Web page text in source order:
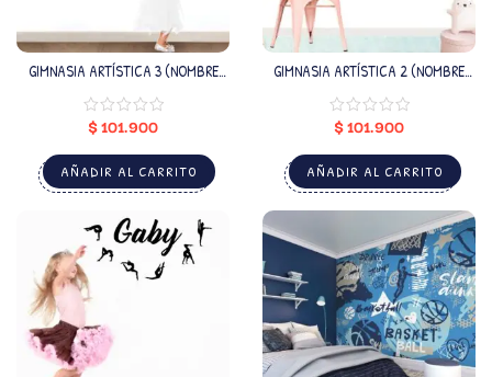
GIMNASIA ARTÍSTICA 3 (NOMBRE
$101.900
AÑADIR AL CARRITO
GIMNASIA ARTÍSTICA 2 (NOMBRE
$101.900
AÑADIR AL CARRITO